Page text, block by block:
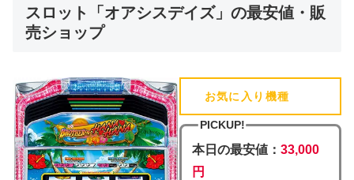
スロット「オアシスデイズ」の最安値・販
売ショップ
お気に入り機種
PICKUP!
本日の最安値： 33,000
円